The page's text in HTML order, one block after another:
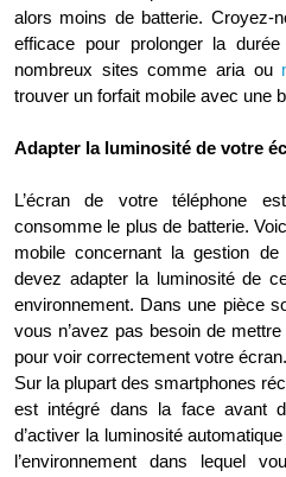
alors moins de batterie. Croyez-
efficace pour prolonger la
nombreux sites comme aria ou
trouver un forfait mobile avec une
Adapter la luminosité de votre
L’écran de votre téléphone
consomme le plus de batterie.
mobile concernant la gestion de
devez adapter la luminosité de
environnement. Dans une pièce
vous n’avez pas besoin de
pour voir correctement votre
Sur la plupart des smartphones
est intégré dans la face avant
d’activer la luminosité
l’environnement dans lequel